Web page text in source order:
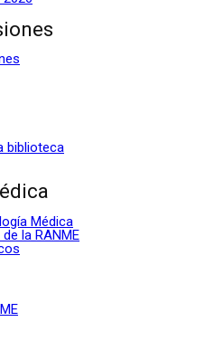
biblioteca
Médica
la RANME